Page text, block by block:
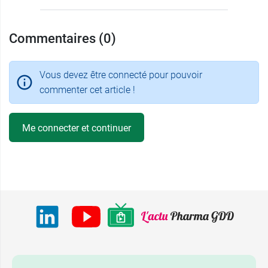
Commentaires (0)
Vous devez être connecté pour pouvoir
commenter cet article !
Me connecter et continuer